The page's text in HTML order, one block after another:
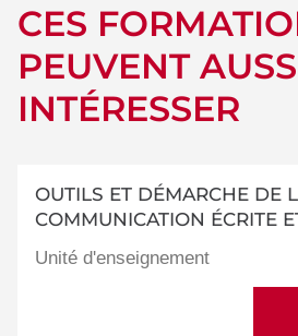
CES
PEUVENT
INTÉRESSER
OUTILS ET DÉMARCHE DE
COMMUNICATION ÉCRITE
Unité d'enseignement